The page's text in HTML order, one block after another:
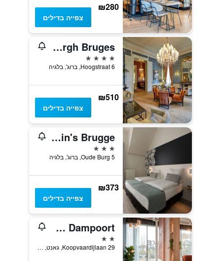
₪280
צפייה בדילים
Grand Hotel Casselbergh Bruges
4 כוכבים
Hoogstraat 6, ברוג', בלגיה
₪510
צפייה בדילים
Martin's Brugge
3 כוכבים
Oude Burg 5, ברוג', בלגיה
₪373
צפייה בדילים
ibis budget Gent Centrum Dampoort
2 כוכבים
Koopvaardijlaan 29, גאנט, בלגיה